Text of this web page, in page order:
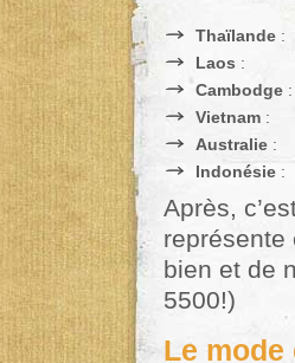
Thaïlande :
Laos :
Cambodge :
Vietnam :
Australie :
Indonésie :
Après,
représente
bien et de
5500!)
Le mode